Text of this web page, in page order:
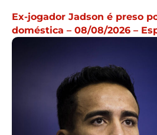
Ex-jogador Jadson é preso
doméstica – 08/08/2026 –